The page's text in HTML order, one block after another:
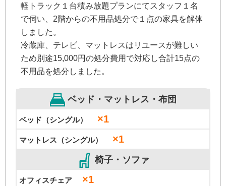
軽トラック１台積み放題プランにてスタッフ１名
で伺い、2階からの不用品処分で１点の家具を解体
しました。
冷蔵庫、テレビ、マットレスはリユースが難しい
ため別途15,000円の処分費用で対応し合計15点の
不用品を処分しました。
ベッド・マットレス・布団
ベッド（シングル） ×1
マットレス（シングル） ×1
椅子・ソファ
オフィスチェア ×1